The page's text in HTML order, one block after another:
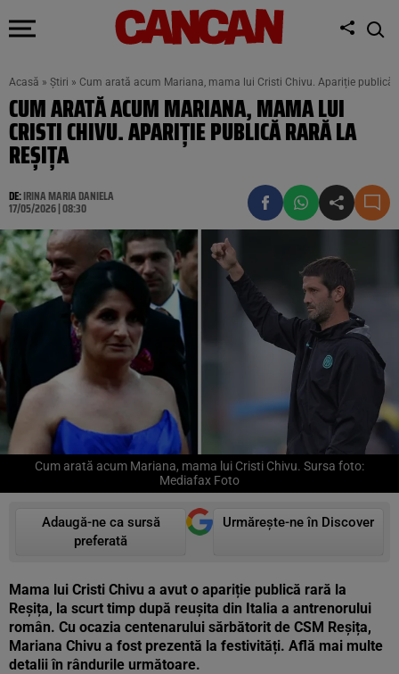
Acasă » Știri » Cum arată acum Mariana, mama lui Cristi Chivu. Apariție publică
CUM ARATĂ ACUM MARIANA, MAMA LUI
CRISTI CHIVU. APARIȚIE PUBLICĂ RARĂ LA
REȘIȚA
DE:IRINA MARIA DANIELA
17/05/2026 | 08:30
Cum arată acum Mariana, mama lui Cristi Chivu. Sursa foto:
Mediafax Foto
Adaugă-ne ca sursă
preferată
Urmărește-ne în Discover
Mama lui Cristi Chivu a avut o apariție publică rară la
Reșița, la scurt timp după reușita din Italia a antrenorului
român. Cu ocazia centenarului sărbătorit de CSM Reșița,
Mariana Chivu a fost prezentă la festivități. Află mai multe
detalii în rândurile următoare.